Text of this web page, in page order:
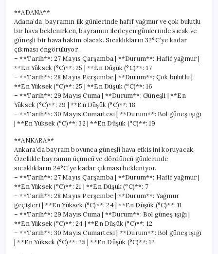
**ADANA**
Adana’da, bayramın ilk günlerinde hafif yağmur ve çok bulutlu
bir hava beklenirken, bayramın ilerleyen günlerinde sıcak ve
güneşli bir hava hakim olacak. Sıcaklıkların 32°C’ye kadar
çıkması öngörülüyor.
– **Tarih**: 27 Mayıs Çarşamba | **Durum**: Hafif yağmur |
**En Yüksek (°C)**: 25 | **En Düşük (°C)**: 17
– **Tarih**: 28 Mayıs Perşembe | **Durum**: Çok bulutlu |
**En Yüksek (°C)**: 25 | **En Düşük (°C)**: 16
– **Tarih**: 29 Mayıs Cuma | **Durum**: Güneşli | **En
Yüksek (°C)**: 29 | **En Düşük (°C)**: 18
– **Tarih**: 30 Mayıs Cumartesi | **Durum**: Bol güneş ışığı
| **En Yüksek (°C)**: 32 | **En Düşük (°C)**: 19
**ANKARA**
Ankara’da bayram boyunca güneşli hava etkisini koruyacak.
Özellikle bayramın üçüncü ve dördüncü günlerinde
sıcaklıkların 24°C’ye kadar çıkması bekleniyor.
– **Tarih**: 27 Mayıs Çarşamba | **Durum**: Hafif yağmur |
**En Yüksek (°C)**: 21 | **En Düşük (°C)**: 7
– **Tarih**: 28 Mayıs Perşembe | **Durum**: Yağmur
geçişleri | **En Yüksek (°C)**: 24 | **En Düşük (°C)**: 11
– **Tarih**: 29 Mayıs Cuma | **Durum**: Bol güneş ışığı |
**En Yüksek (°C)**: 24 | **En Düşük (°C)**: 12
– **Tarih**: 30 Mayıs Cumartesi | **Durum**: Bol güneş ışığı
| **En Yüksek (°C)**: 25 | **En Düşük (°C)**: 12